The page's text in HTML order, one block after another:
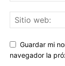
Guardar mi
navegador la